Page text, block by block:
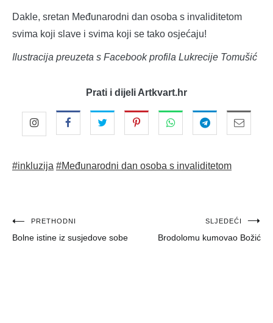
Dakle, sretan Međunarodni dan osoba s invaliditetom
svima koji slave i svima koji se tako osjećaju!
Ilustracija preuzeta s Facebook profila Lukrecije Tomušić
Prati i dijeli Artkvart.hr
#inkluzija #Međunarodni dan osoba s invaliditetom
Navigacija
objava
PRETHODNI
Bolne istine iz susjedove sobe
SLJEDEĆI
Brodolomu kumovao Božić